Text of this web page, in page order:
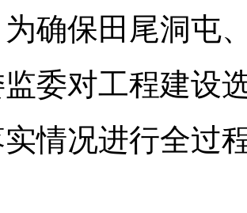
保田尾洞屯、
委对工程建设
情况进行全过